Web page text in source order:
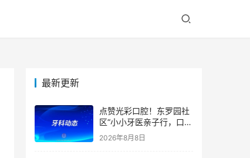
最新更新
点赞光彩口腔！东罗园社
区“小小牙医亲子行，口腔
健康伴成长”亲子活动
2026年8月8日